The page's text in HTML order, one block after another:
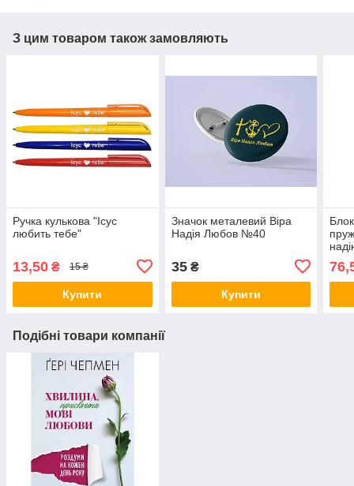
З цим товаром також замовляють
Ручка кулькова "Ісус
любить тебе"
13,50 ₴ 15 ₴
Купити
Значок металевий Віра
Надія Любов №40
35₴
Купити
Подібні товари компанії